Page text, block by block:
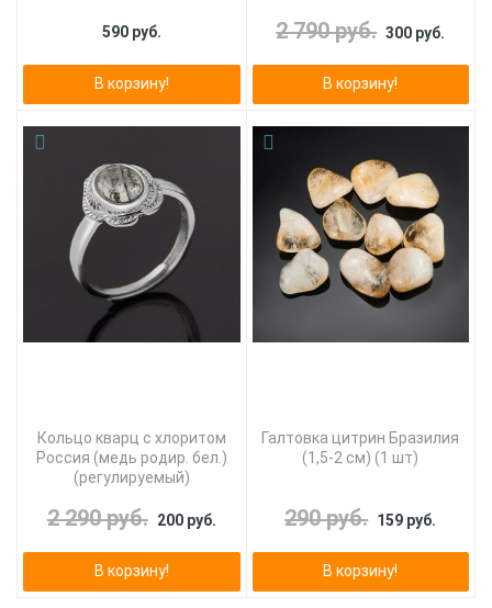
590 руб.
В корзину!
2 790 руб. 300 руб.
В корзину!
Кольцо кварц с хлоритом
Россия (медь родир. бел.)
(регулируемый)
2 290 руб. 200 руб.
В корзину!
Галтовка цитрин Бразилия
(1,5-2 см) (1 шт)
290 руб. 159 руб.
В корзину!